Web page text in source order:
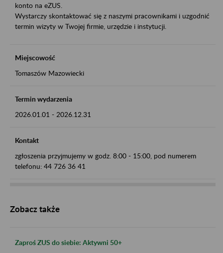
konto na eZUS.
Wystarczy skontaktować się z naszymi pracownikami i uzgodnić
termin wizyty w Twojej firmie, urzędzie i instytucji.
Miejscowość
Tomaszów Mazowiecki
Termin wydarzenia
2026.01.01 - 2026.12.31
Kontakt
zgłoszenia przyjmujemy w godz. 8:00 - 15:00, pod numerem
telefonu: 44 726 36 41
Zobacz także
Zaproś ZUS do siebie: Aktywni 50+